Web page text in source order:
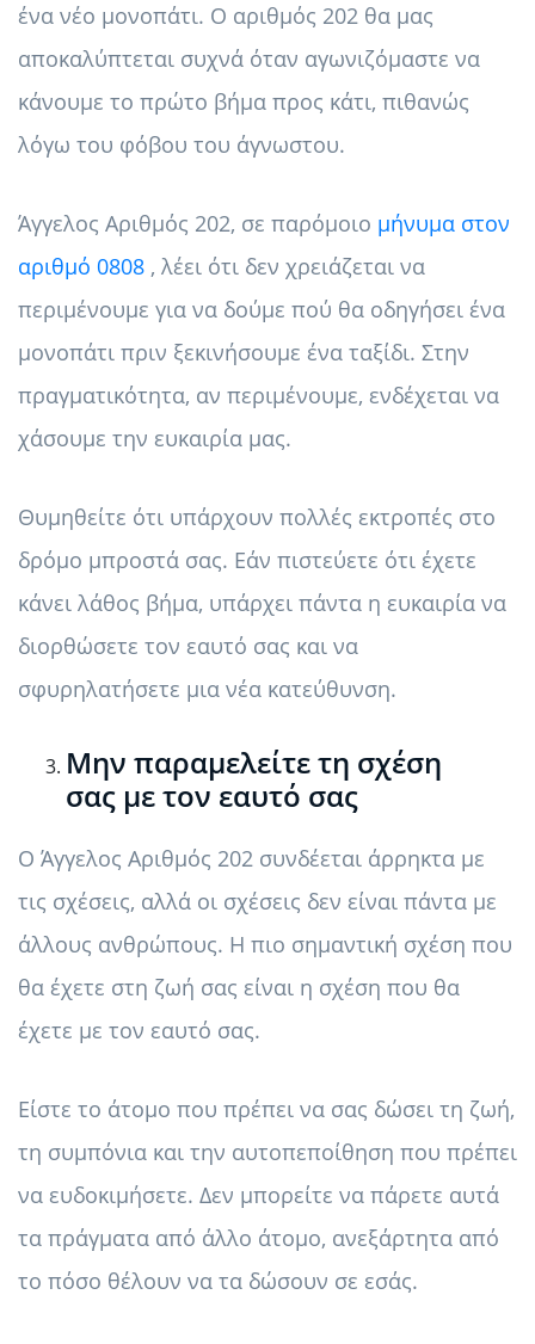
ένα νέο μονοπάτι. Ο αριθμός 202 θα μας
αποκαλύπτεται συχνά όταν αγωνιζόμαστε να
κάνουμε το πρώτο βήμα προς κάτι, πιθανώς
λόγω του φόβου του άγνωστου.
Άγγελος Αριθμός 202, σε παρόμοιο μήνυμα στον
αριθμό 0808 , λέει ότι δεν χρειάζεται να
περιμένουμε για να δούμε πού θα οδηγήσει ένα
μονοπάτι πριν ξεκινήσουμε ένα ταξίδι. Στην
πραγματικότητα, αν περιμένουμε, ενδέχεται να
χάσουμε την ευκαιρία μας.
Θυμηθείτε ότι υπάρχουν πολλές εκτροπές στο
δρόμο μπροστά σας. Εάν πιστεύετε ότι έχετε
κάνει λάθος βήμα, υπάρχει πάντα η ευκαιρία να
διορθώσετε τον εαυτό σας και να
σφυρηλατήσετε μια νέα κατεύθυνση.
Μην παραμελείτε τη σχέση
σας με τον εαυτό σας
Ο Άγγελος Αριθμός 202 συνδέεται άρρηκτα με
τις σχέσεις, αλλά οι σχέσεις δεν είναι πάντα με
άλλους ανθρώπους. Η πιο σημαντική σχέση που
θα έχετε στη ζωή σας είναι η σχέση που θα
έχετε με τον εαυτό σας.
Είστε το άτομο που πρέπει να σας δώσει τη ζωή,
τη συμπόνια και την αυτοπεποίθηση που πρέπει
να ευδοκιμήσετε. Δεν μπορείτε να πάρετε αυτά
τα πράγματα από άλλο άτομο, ανεξάρτητα από
το πόσο θέλουν να τα δώσουν σε εσάς.